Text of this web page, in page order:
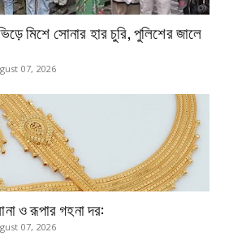
মিশে সোনার হার চুরি, পুলিশের জালে
07, 2026
ও রূপার গহনা দর:
07, 2026